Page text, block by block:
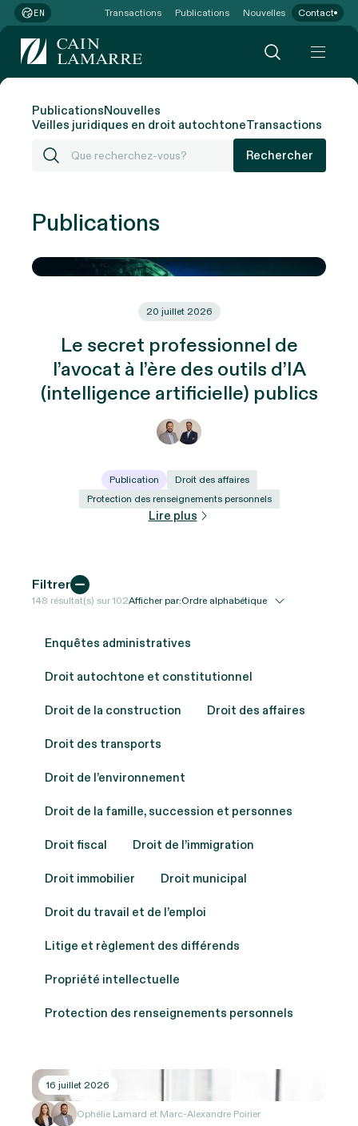
EN Transactions Publications Nouvelles Contact
PublicationsNouvelles
Veilles juridiques en droit autochtoneTransactions
Rechercher
Publications
20 juillet 2026
Le secret professionnel de
l’avocat à l’ère des outils d’IA
(intelligence artificielle) publics
Publication
Droit des affaires
Protection des renseignements personnels
Lire plus
Filtrer
148 résultat(s) sur102Afficher par:
Enquêtes administratives
Droit autochtone et constitutionnel
Droit de la construction Droit des affaires
Droit des transports
Droit de l’environnement
Droit de la famille, succession et personnes
Droit fiscal Droit de l’immigration
Droit immobilier Droit municipal
Droit du travail et de l’emploi
Litige et règlement des différends
Propriété intellectuelle
Protection des renseignements personnels
16 juillet 2026
Ophélie Lamard et Marc-Alexandre Poirier